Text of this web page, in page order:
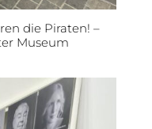
die Piraten! –
Museum